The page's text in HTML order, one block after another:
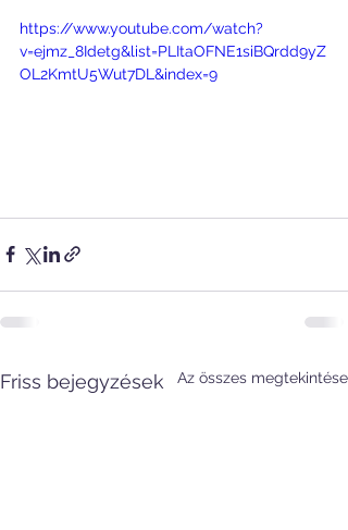
https://www.youtube.com/watch?
v=ejmz_8Idetg&list=PLItaOFNE1siBQrdd9yZ
OL2KmtU5Wut7DL&index=9
Friss bejegyzések Az összes megtekintése